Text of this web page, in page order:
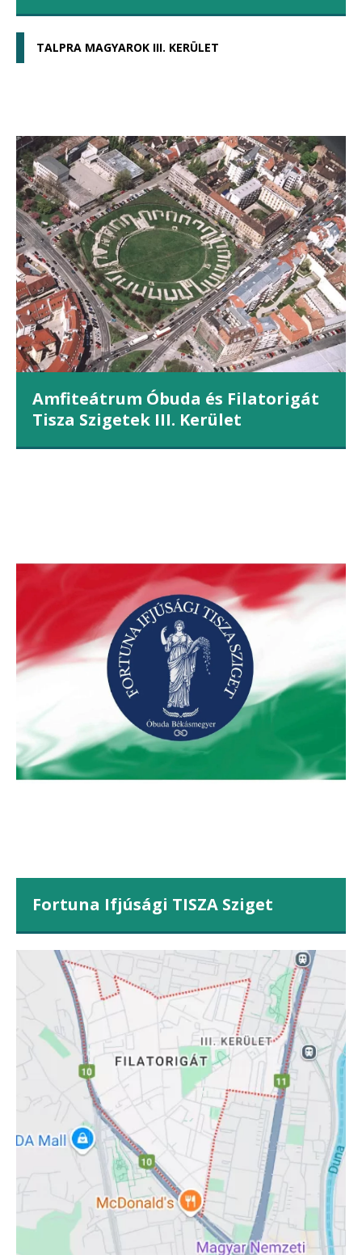
TALPRA MAGYAROK III. KERÜLET
Amfiteátrum Óbuda és Filatorigát
Tisza Szigetek III. Kerület
Fortuna Ifjúsági TISZA Sziget